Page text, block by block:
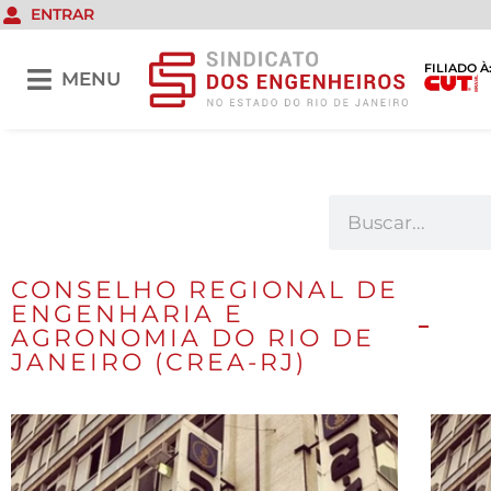
ENTRAR
MENU
FILIADO À:
CONSELHO REGIONAL DE
ENGENHARIA E
AGRONOMIA DO RIO DE
JANEIRO (CREA-RJ)